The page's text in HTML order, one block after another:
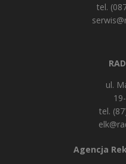
tel.
ul.
tel.
Agencja